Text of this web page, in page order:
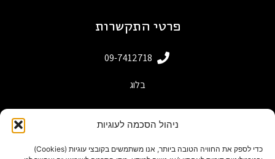
ניהול הסכמה לעוגיות
כדי לספק את החוויה הטובה ביותר, אנו משתמשים בקובצי עוגיות (Cookies)
פרטי התקשרות
09-7412718
בלוג